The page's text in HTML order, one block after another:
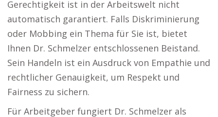
Gerechtigkeit ist in der Arbeitswelt nicht
automatisch garantiert. Falls Diskriminierung
oder Mobbing ein Thema für Sie ist, bietet
Ihnen Dr. Schmelzer entschlossenen Beistand.
Sein Handeln ist ein Ausdruck von Empathie und
rechtlicher Genauigkeit, um Respekt und
Fairness zu sichern.
Für Arbeitgeber fungiert Dr. Schmelzer als